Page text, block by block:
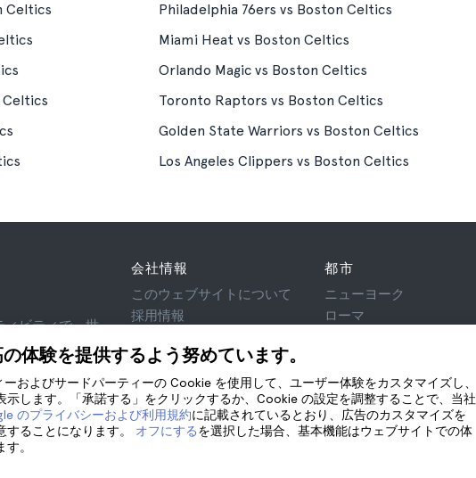
Celtics
Philadelphia 76ers vs Boston Celtics
Miami Heat vs Boston Celtics
Orlando Magic vs Boston Celtics
Celtics
Toronto Raptors vs Boston Celtics
Golden State Warriors vs Boston Celtics
Los Angeles Clippers vs Boston Celtics
体験を提供するよう努めています。
およびサードパーティーの Cookie を使用して、ユーザー体験をカスタマイズし、
示します。「承諾する」をクリックするか、Cookie の設定を調整することで、当社
のプライバシーおよび利用規約に記載されているとおり、広告のカスタマイズを
することになります。 オフにするを選択した場合、基本機能はウェブサイトでの体
。
ビティで、世
会社情報
このウェブサイトについて
採用情報
お客様の声
個人情報保護方針
利用規約
法律相談
都市
ニューヨーク
ローマ
グラナダ
クラクフ
テネリフェ